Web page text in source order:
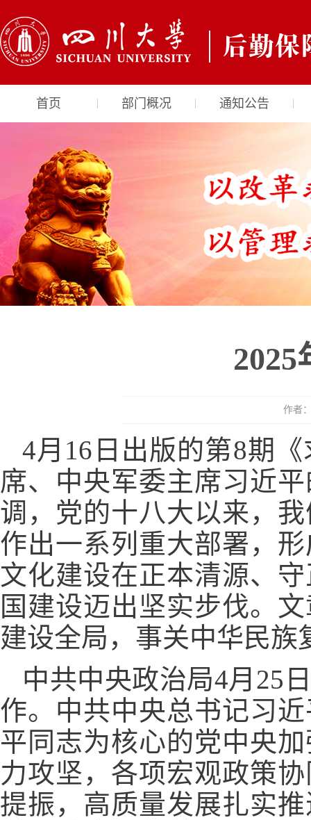
首页 部门概况 通知公告
作者
4月16日出版的第8期
席、中央军委主席习近
调，党的十八大以来，
作出一系列重大部署，
文化建设在正本清源、
国建设迈出坚实步伐。
建设全局，事关中华民
中共中央政治局4月25
作。中共中央总书记习
平同志为核心的党中央
力攻坚，各项宏观政策
提振，高质量发展扎实